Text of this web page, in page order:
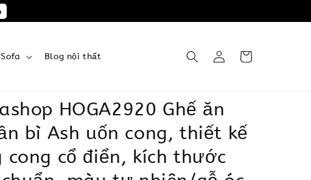
Blog nội thất
HOGA2920 Ghế ăn
bì Ash uốn cong, thiết kế
cong cổ điển, kích thước